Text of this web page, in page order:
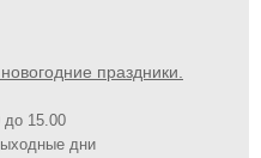
праздники.
до 15.00
дни